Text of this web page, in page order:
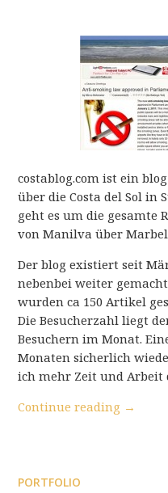
costablog.com ist ein
über die Costa del Sol in
geht es um die gesamte
von Manilva über
Der blog existiert seit
nebenbei weiter
wurden ca 150 Artikel
Die Besucherzahl liegt
Besuchern im Monat.
Monaten sicherlich
ich mehr Zeit und Arbeit
Continue reading →
PORTFOLIO